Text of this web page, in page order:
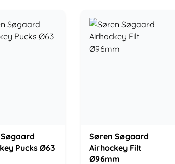
Pucks Ø63
Søren Søgaard
Airhockey Filt
Ø96mm